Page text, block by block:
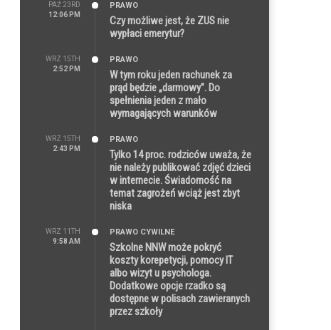
PAŹ 23RD
12:06 PM
PRAWO
Czy możliwe jest, że ZUS nie
wypłaci emerytur?
WRZ 15TH
2:52 PM
PRAWO
W tym roku jeden rachunek za
prąd będzie „darmowy”. Do
spełnienia jeden z mało
wymagających warunków
WRZ 15TH
2:43 PM
PRAWO
Tylko 14 proc. rodziców uważa, że
nie należy publikować zdjęć dzieci
w internecie. Świadomość na
temat zagrożeń wciąż jest zbyt
niska
WRZ 11TH
9:58 AM
PRAWO CYWILNE
Szkolne NNW może pokryć
koszty korepetycji, pomocy IT
albo wizyt u psychologa.
Dodatkowe opcje rzadko są
dostępne w polisach zawieranych
przez szkoły